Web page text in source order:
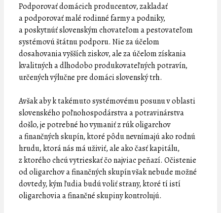
Podporovať domácich producentov, zakladať
a podporovať malé rodinné farmy a podniky,
a poskytnúť slovenským chovateľom a pestovateľom
systémovú štátnu podporu. Nie za účelom
dosahovania vyšších ziskov, ale za účelom získania
kvalitných a dlhodobo produkovateľných potravín,
určených výlučne pre domáci slovenský trh.
Avšak aby k takémuto systémovému posunu v oblasti
slovenského poľnohospodárstva a potravinárstva
došlo, je potrebné ho vymaniť z rúk oligarchov
a finančných skupín, ktoré pôdu nevnímajú ako rodnú
hrudu, ktorá nás má uživiť, ale ako časť kapitálu,
z ktorého chcú vytrieskať čo najviac peňazí. Očistenie
od oligarchov a finančných skupín však nebude možné
dovtedy, kým ľudia budú voliť strany, ktoré tí istí
oligarchovia a finančné skupiny kontrolujú.